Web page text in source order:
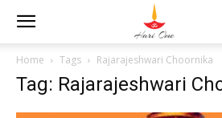
Home Tags Rajarajeshwari Choornika
Tag: Rajarajeshwari